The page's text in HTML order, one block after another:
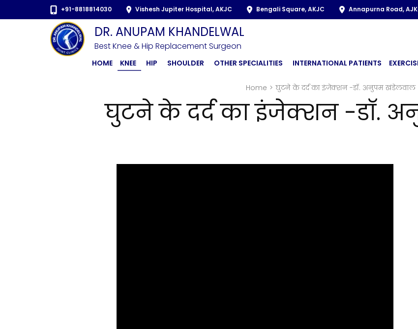
to
+91-8818814030 Vishesh Jupiter Hospital, AKJC Bengali Square, AKJC Annapurna Road,
DR. ANUPAM KHANDELWAL
Best Knee & Hip Replacement Surgeon
HOME KNEE HIP SHOULDER OTHER SPECIALITIES INTERNATIONAL PATIENTS
Home > घुटने के दर्द का इंजेक्शन -डॉ. अनुपम खंडेलवाल
घुटने के दर्द का इंजेक्शन -डॉ.